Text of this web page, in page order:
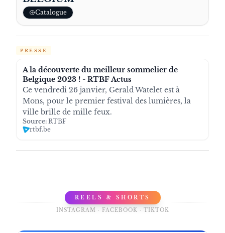
Catalogue
PRESSE
A la découverte du meilleur sommelier de
Belgique 2023 ! - RTBF Actus
Ce vendredi 26 janvier, Gerald Watelet est à
Mons, pour le premier festival des lumières, la
ville brille de mille feux.
Source: RTBF
rtbf.be
REELS & SHORTS
INSTAGRAM · FACEBOOK · TIKTOK